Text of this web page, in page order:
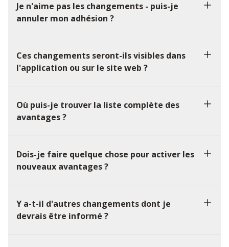
Je n'aime pas les changements - puis-je
annuler mon adhésion ?
Ces changements seront-ils visibles dans
l'application ou sur le site web ?
Où puis-je trouver la liste complète des
avantages ?
Dois-je faire quelque chose pour activer les
nouveaux avantages ?
Y a-t-il d'autres changements dont je
devrais être informé ?